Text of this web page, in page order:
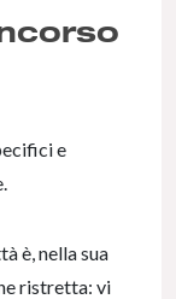
e
è, nella sua
ristretta: vi